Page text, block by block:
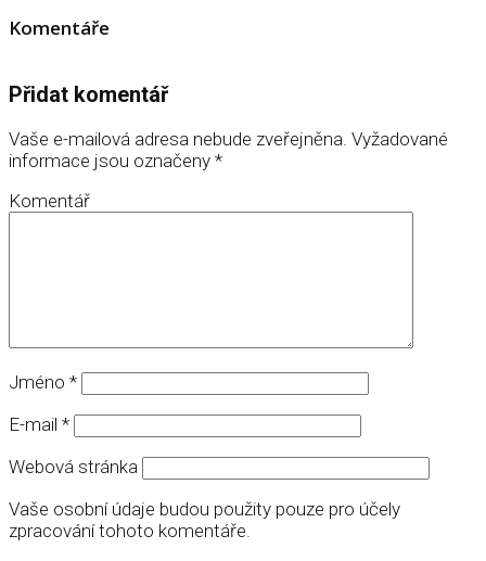
Komentáře
Přidat komentář
Vaše e-mailová adresa nebude zveřejněna. Vyžadované
informace jsou označeny *
Komentář
Jméno *
E-mail *
Webová stránka
Vaše osobní údaje budou použity pouze pro účely
zpracování tohoto komentáře.